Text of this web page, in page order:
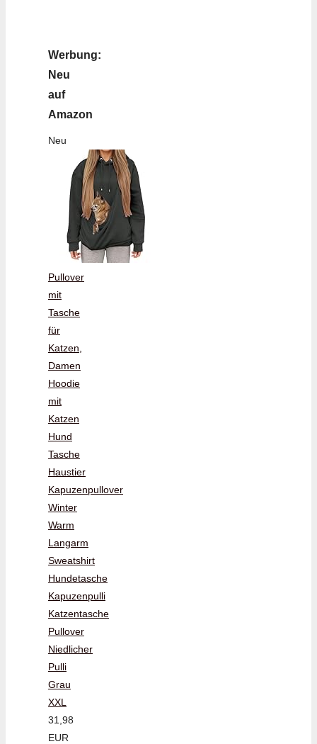
Werbung:
Neu
auf
Amazon
Neu
Pullover
mit
Tasche
für
Katzen,
Damen
Hoodie
mit
Katzen
Hund
Tasche
Haustier
Kapuzenpullover
Winter
Warm
Langarm
Sweatshirt
Hundetasche
Kapuzenpulli
Katzentasche
Pullover
Niedlicher
Pulli
Grau
XXL
31,98
EUR